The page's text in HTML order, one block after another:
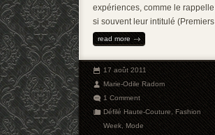
expériences, comme le rappelle
si souvent leur intitulé (Premiers
read more
17 août 2011
Marie-Odile Radom
1 Comment
Défilé Haute-Couture,Fashion
Week,Mode